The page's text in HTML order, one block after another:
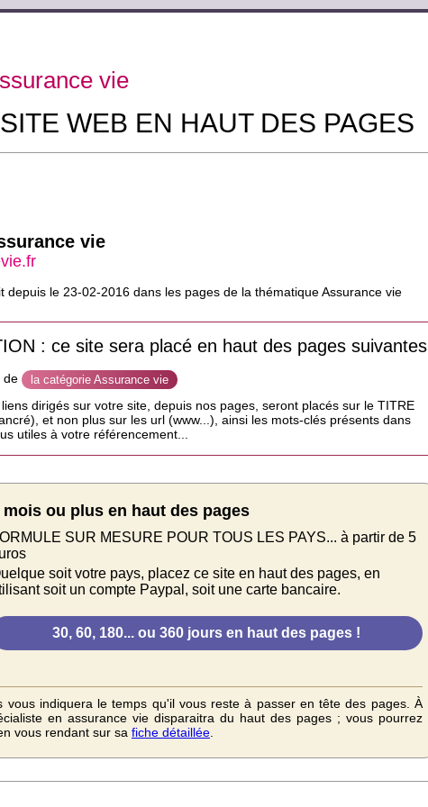
vie
WEB EN HAUT DES PAGES
vie
depuis le 23-02-2016 dans les pages de la thématique Assurance vie
: ce site sera placé en haut des pages suivantes
de la catégorie Assurance vie
liens dirigés sur votre site, depuis nos pages, seront placés sur le TITRE
et non plus sur les url (www...), ainsi les mots-clés présents dans
utiles à votre référencement...
mois ou plus en haut des pages
SUR MESURE POUR TOUS LES PAYS... à partir de 5
soit votre pays, placez ce site en haut des pages, en
soit un compte Paypal, soit une carte bancaire.
vous indiquera le temps qu'il vous reste à passer en tête des pages. À
en assurance vie disparaitra du haut des pages ; vous pourrez
vous rendant sur sa fiche détaillée